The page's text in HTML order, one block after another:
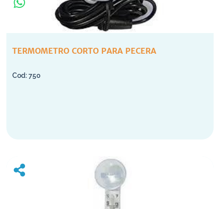
TERMOMETRO CORTO PARA PECERA
750